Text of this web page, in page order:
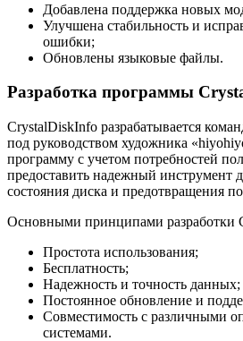
Добавлена поддержка новых
Улучшена стабильность и
ошибки;
Обновлены языковые файлы.
Разработка программы
CrystalDiskInfo разрабатывается
под руководством художника
программу с учетом потребностей
предоставить надежный инструмент
состояния диска и предотвращения
Основными принципами разработки
Простота использования;
Бесплатность;
Надежность и точность данных;
Постоянное обновление и
Совместимость с различными
системами.